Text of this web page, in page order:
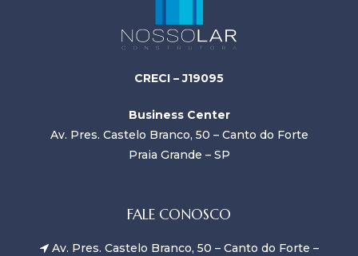
CRECI – J19095
Business Center
Av. Pres. Castelo Branco, 50 – Canto do Forte
Praia Grande – SP
FALE CONOSCO
Av. Pres. Castelo Branco, 50 – Canto do Forte –